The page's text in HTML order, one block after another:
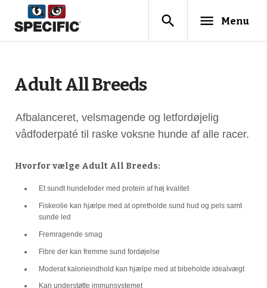
search menu Menu
Adult All Breeds
Afbalanceret, velsmagende og letfordøjelig
vådfoderpaté til raske voksne hunde af alle racer.
Hvorfor vælge Adult All Breeds:
Et sundt hundefoder med protein af høj kvalitet
Fiskeolie kan hjælpe med at opretholde sund hud og pels samt
sunde led
Fremragende smag
Fibre der kan fremme sund fordøjelse
Moderat kalorieindhold kan hjælpe med at bibeholde idealvægt
Kan understøtte immunsystemet